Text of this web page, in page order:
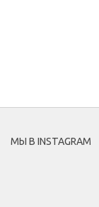
МЫ В INSTAGRAM